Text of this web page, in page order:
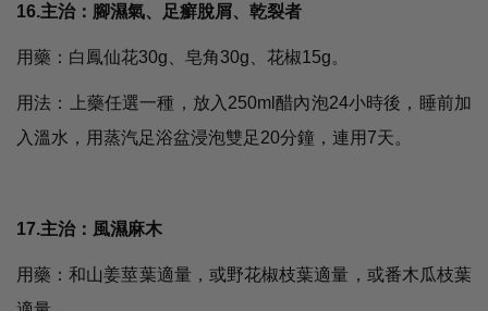
16.主治：腳濕氣、足癬脫屑、乾裂者
用藥：白鳳仙花30g、皂角30g、花椒15g。
用法：上藥任選一種，放入250ml醋內泡24小時後，睡前加
入溫水，用蒸汽足浴盆浸泡雙足20分鐘，連用7天。
17.主治：風濕麻木
用藥：和山姜莖葉適量，或野花椒枝葉適量，或番木瓜枝葉